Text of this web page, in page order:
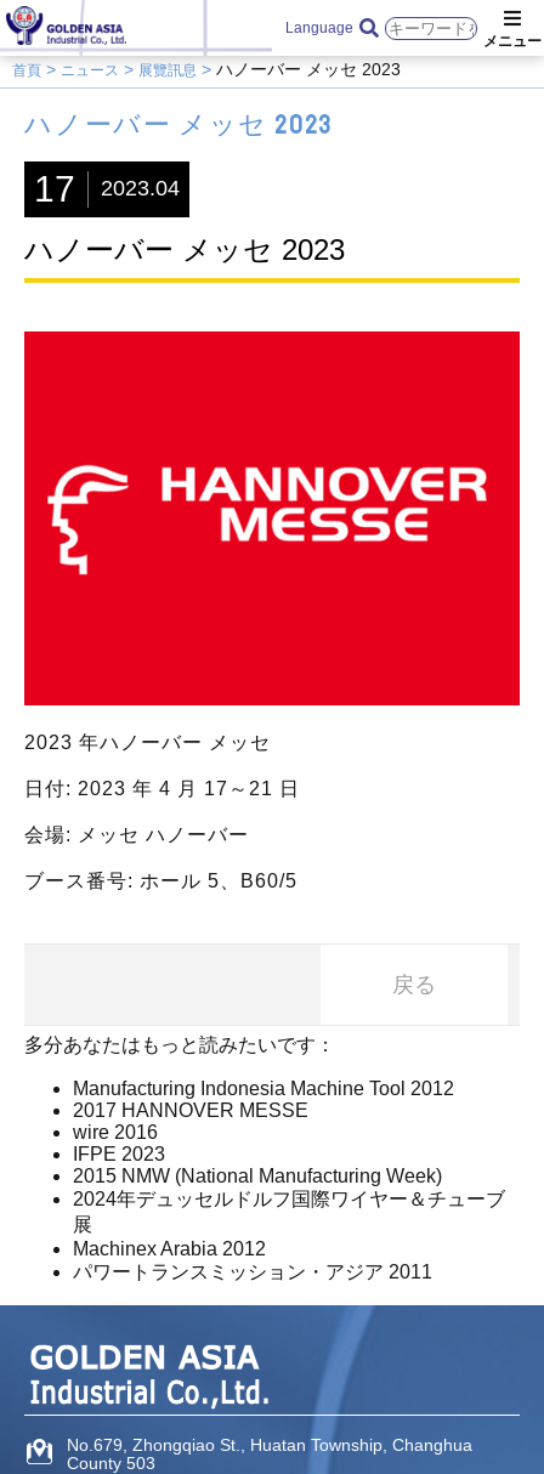
Language
首頁 ニュース 展覽訊息 ハノーバー メッセ 2023
ハノーバー メッセ 2023
17 2023.04
ハノーバー メッセ 2023
2023 年ハノーバー メッセ
日付: 2023 年 4 月 17～21 日
会場: メッセ ハノーバー
ブース番号: ホール 5、B60/5
戻る
多分あなたはもっと読みたいです：
Manufacturing Indonesia Machine Tool 2012
2017 HANNOVER MESSE
wire 2016
IFPE 2023
2015 NMW (National Manufacturing Week)
2024年デュッセルドルフ国際ワイヤー＆チューブ
展
Machinex Arabia 2012
パワートランスミッション・アジア 2011
No.679, Zhongqiao St., Huatan Township, Changhua
County 503